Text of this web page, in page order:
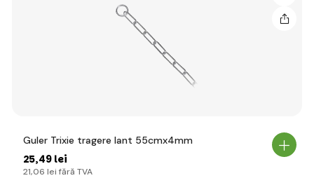
Guler Trixie tragere lant 55cmx4mm
25,49 lei
21,06 lei fără TVA